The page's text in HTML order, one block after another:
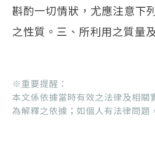
斟酌一切情狀，尤應注意下
之性質。三、所利用之質量
※重要提醒：
本文係依據當時有效之法律及相
為解釋之依據；如個人有法律問題